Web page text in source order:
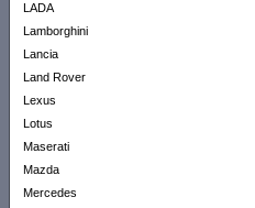
LADA
Lamborghini
Lancia
Land Rover
Lexus
Lotus
Maserati
Mazda
Mercedes